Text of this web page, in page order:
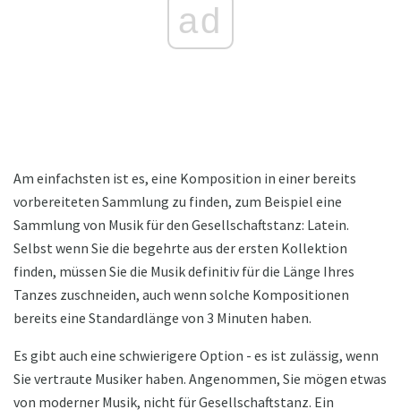
ad
Am einfachsten ist es, eine Komposition in einer bereits
vorbereiteten Sammlung zu finden, zum Beispiel eine
Sammlung von Musik für den Gesellschaftstanz: Latein.
Selbst wenn Sie die begehrte aus der ersten Kollektion
finden, müssen Sie die Musik definitiv für die Länge Ihres
Tanzes zuschneiden, auch wenn solche Kompositionen
bereits eine Standardlänge von 3 Minuten haben.
Es gibt auch eine schwierigere Option - es ist zulässig, wenn
Sie vertraute Musiker haben. Angenommen, Sie mögen etwas
von moderner Musik, nicht für Gesellschaftstanz. Ein